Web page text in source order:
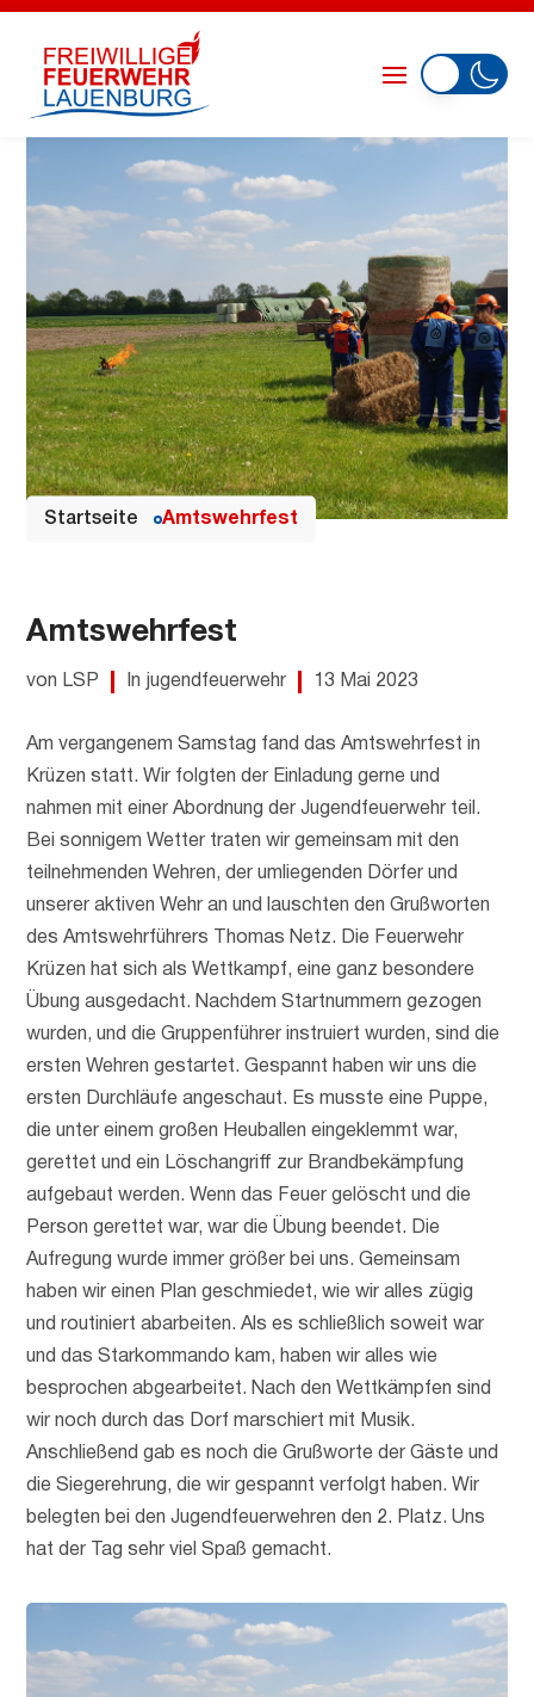
Startseite Amtswehrfest
Amtswehrfest
von LSP In jugendfeuerwehr 13 Mai 2023
Am vergangenem Samstag fand das Amtswehrfest in
Krüzen statt. Wir folgten der Einladung gerne und
nahmen mit einer Abordnung der Jugendfeuerwehr teil.
Bei sonnigem Wetter traten wir gemeinsam mit den
teilnehmenden Wehren, der umliegenden Dörfer und
unserer aktiven Wehr an und lauschten den Grußworten
des Amtswehrführers Thomas Netz. Die Feuerwehr
Krüzen hat sich als Wettkampf, eine ganz besondere
Übung ausgedacht. Nachdem Startnummern gezogen
wurden, und die Gruppenführer instruiert wurden, sind die
ersten Wehren gestartet. Gespannt haben wir uns die
ersten Durchläufe angeschaut. Es musste eine Puppe,
die unter einem großen Heuballen eingeklemmt war,
gerettet und ein Löschangriff zur Brandbekämpfung
aufgebaut werden. Wenn das Feuer gelöscht und die
Person gerettet war, war die Übung beendet. Die
Aufregung wurde immer größer bei uns. Gemeinsam
haben wir einen Plan geschmiedet, wie wir alles zügig
und routiniert abarbeiten. Als es schließlich soweit war
und das Starkommando kam, haben wir alles wie
besprochen abgearbeitet. Nach den Wettkämpfen sind
wir noch durch das Dorf marschiert mit Musik.
Anschließend gab es noch die Grußworte der Gäste und
die Siegerehrung, die wir gespannt verfolgt haben. Wir
belegten bei den Jugendfeuerwehren den 2. Platz. Uns
hat der Tag sehr viel Spaß gemacht.